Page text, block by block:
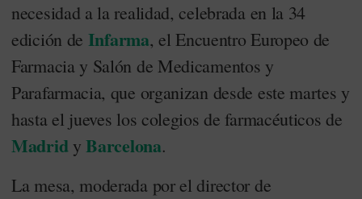
necesidad a la realidad, celebrada en la 34
edición de Infarma, el Encuentro Europeo de
Farmacia y Salón de Medicamentos y
Parafarmacia, que organizan desde este martes y
hasta el jueves los colegios de farmacéuticos de
MadridyBarcelona.
La mesa, moderada por el director de